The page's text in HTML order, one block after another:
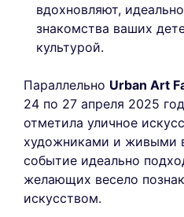
вдохновляют,
знакомства ваших
культурой.
Параллельно Urban Art
24 по 27 апреля 2025
отметила уличное
художниками и живыми
событие идеально
желающих весело
искусством.